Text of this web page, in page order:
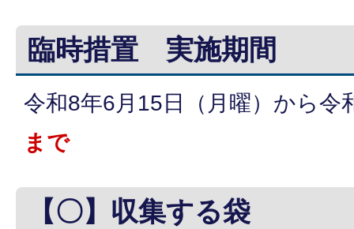
臨時措置 実施期間
令和8年6月15日（月曜）から令
まで
【〇】収集する袋